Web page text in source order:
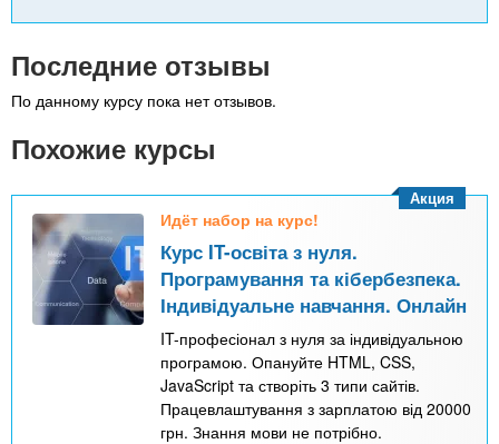
Последние отзывы
По данному курсу пока нет отзывов.
Похожие курсы
Идёт набор на курс!
Курс IT-освіта з нуля.
Програмування та кібербезпека.
Індивідуальне навчання. Онлайн
IT-професіонал з нуля за індивідуальною
програмою. Опануйте HTML, CSS,
JavaScript та створіть 3 типи сайтів.
Працевлаштування з зарплатою від 20000
грн. Знання мови не потрібно.
Акция